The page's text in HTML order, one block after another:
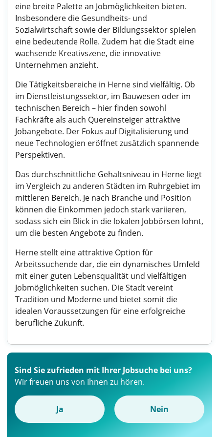
eine breite Palette an Jobmöglichkeiten bieten.
Insbesondere die Gesundheits- und
Sozialwirtschaft sowie der Bildungssektor spielen
eine bedeutende Rolle. Zudem hat die Stadt eine
wachsende Kreativszene, die innovative
Unternehmen anzieht.
Die Tätigkeitsbereiche in Herne sind vielfältig. Ob
im Dienstleistungssektor, im Bauwesen oder im
technischen Bereich – hier finden sowohl
Fachkräfte als auch Quereinsteiger attraktive
Jobangebote. Der Fokus auf Digitalisierung und
neue Technologien eröffnet zusätzlich spannende
Perspektiven.
Das durchschnittliche Gehaltsniveau in Herne liegt
im Vergleich zu anderen Städten im Ruhrgebiet im
mittleren Bereich. Je nach Branche und Position
können die Einkommen jedoch stark variieren,
sodass sich ein Blick in die lokalen Jobbörsen lohnt,
um die besten Angebote zu finden.
Herne stellt eine attraktive Option für
Arbeitssuchende dar, die ein dynamisches Umfeld
mit einer guten Lebensqualität und vielfältigen
Jobmöglichkeiten suchen. Die Stadt vereint
Tradition und Moderne und bietet somit die
idealen Voraussetzungen für eine erfolgreiche
berufliche Zukunft.
Sind Sie zufrieden mit Ihrer Jobsuche bei uns?
Wir freuen uns von Ihnen zu hören.
Ja Nein